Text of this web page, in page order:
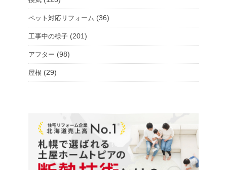
ペット対応リフォーム (36)
工事中の様子 (201)
アフター (98)
屋根 (29)